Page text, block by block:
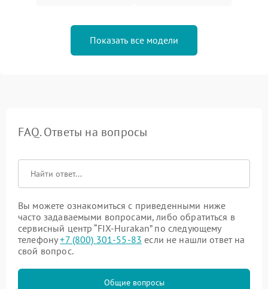
Показать все модели
FAQ. Ответы на вопросы
Вы можете ознакомиться с приведенными ниже
часто задаваемыми вопросами, либо обратиться в
сервисный центр “FIX-Hurakan” по следующему
телефону+7 (800) 301-55-83 если не нашли ответ на
свой вопрос.
Общие вопросы